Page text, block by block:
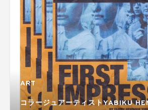
ART
コラージュアーティストYABIKU